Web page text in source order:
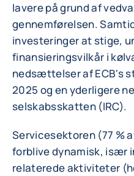
lavere på grund af
gennemførelsen.
investeringer at stige,
finansieringsvilkår i
nedsættelser af ECB's
2025 og en yderligere
selskabsskatten (IRC).
Servicesektoren (77 %
forblive dynamisk, især
relaterede aktiviteter